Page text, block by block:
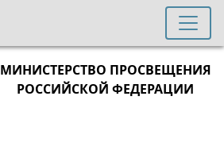
МИНИСТЕРСТВО ПРОСВЕЩЕНИЯ
РОССИЙСКОЙ ФЕДЕРАЦИИ